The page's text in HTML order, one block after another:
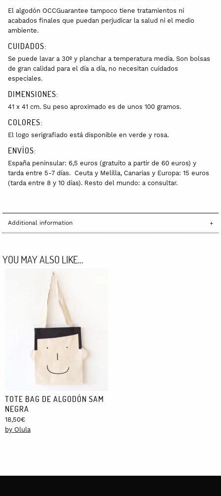
El algodón OCCGuarantee tampoco tiene tratamientos ni
acabados finales que puedan perjudicar la salud ni el medio
ambiente.
CUIDADOS:
Se puede lavar a 30º y planchar a temperatura media. Son bolsas
de gran calidad para el día a día, no necesitan cuidados
especiales.
DIMENSIONES:
41 x 41 cm. Su peso aproximado es de unos 100 gramos.
COLORES:
El logo serigrafiado está disponible en verde y rosa.
ENVÍOS:
España peninsular: 6,5 euros (gratuito a partir de 60 euros) y
tarda entre 5-7 días. Ceuta y Melilla, Canarias y Europa: 15 euros
(tarda entre 8 y 10 días). Resto del mundo: a consultar.
Additional information
YOU MAY ALSO LIKE…
TOTE BAG DE ALGODÓN SAM
NEGRA
18,50€
by Olula